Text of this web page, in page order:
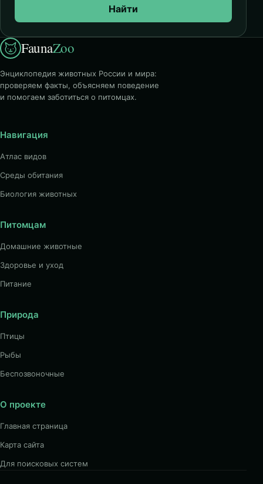
Найти
FaunaZoo
Энциклопедия животных России и мира:
проверяем факты, объясняем поведение
и помогаем заботиться о питомцах.
Навигация
Атлас видов
Среды обитания
Биология животных
Питомцам
Домашние животные
Здоровье и уход
Питание
Природа
Птицы
Рыбы
Беспозвоночные
О проекте
Главная страница
Карта сайта
Для поисковых систем